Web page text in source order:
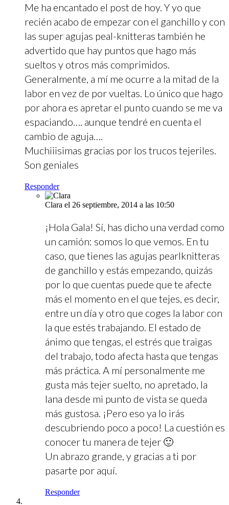
Me ha encantado el post de hoy. Y yo que
recién acabo de empezar con el ganchillo y con
las super agujas peal-knitteras también he
advertido que hay puntos que hago más
sueltos y otros más comprimidos.
Generalmente, a mí me ocurre a la mitad de la
labor en vez de por vueltas. Lo único que hago
por ahora es apretar el punto cuando se me va
espaciando…. aunque tendré en cuenta el
cambio de aguja….
Muchiiisimas gracias por los trucos tejeriles.
Son geniales
Responder
Clara el 26 septiembre, 2014 a las 10:50
¡Hola Gala! Sí, has dicho una verdad como
un camión: somos lo que vemos. En tu
caso, que tienes las agujas pearlknitteras
de ganchillo y estás empezando, quizás
por lo que cuentas puede que te afecte
más el momento en el que tejes, es decir,
entre un día y otro que coges la labor con
la que estés trabajando. El estado de
ánimo que tengas, el estrés que traigas
del trabajo, todo afecta hasta que tengas
más práctica. A mí personalmente me
gusta más tejer suelto, no apretado, la
lana desde mi punto de vista se queda
más gustosa. ¡Pero eso ya lo irás
descubriendo poco a poco! La cuestión es
conocer tu manera de tejer 🙂
Un abrazo grande, y gracias a ti por
pasarte por aquí.
Responder